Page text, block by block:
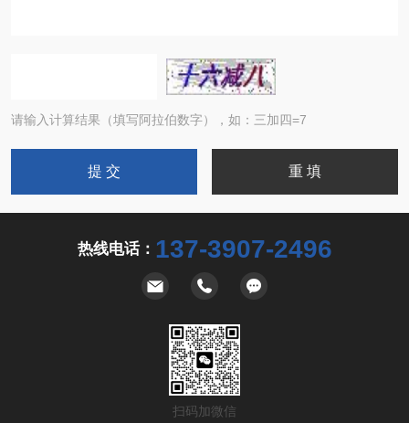
请输入计算结果（填写阿拉伯数字），如：三加四=7
热线电话： 137-3907-2496
扫码加微信